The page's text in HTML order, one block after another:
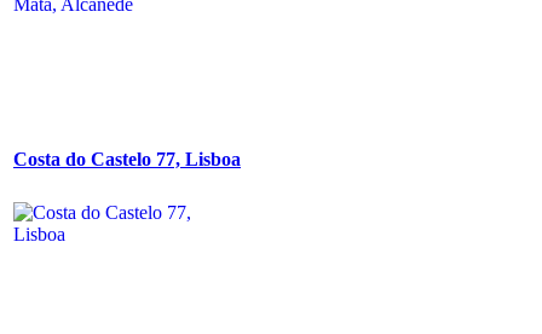
Costa do Castelo 77, Lisboa